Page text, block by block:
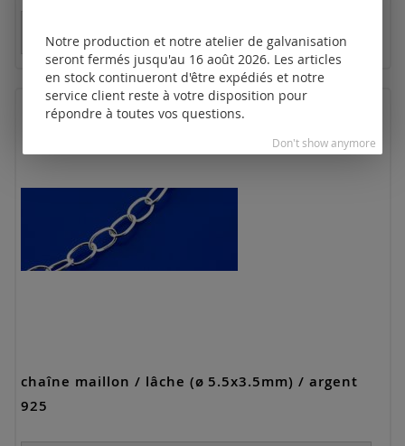
enregistrés.
chaîne maillon / lâche (ø 5.5x3.5mm) / argent
925
Notre production et notre atelier de galvanisation
seront fermés jusqu'au 16 août 2026. Les articles
en stock continueront d'être expédiés et notre
service client reste à votre disposition pour
répondre à toutes vos questions.
Don't show anymore